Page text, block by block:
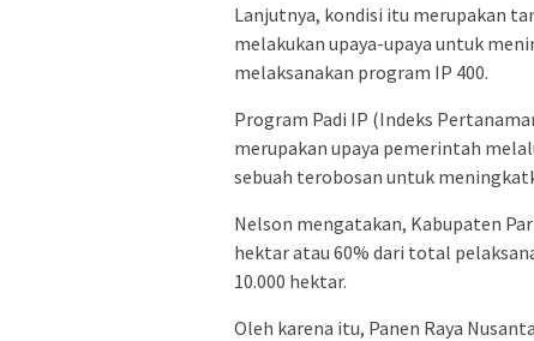
Lanjutnya, kondisi itu merupakan
melakukan upaya-upaya untuk
melaksanakan program IP 400.
Program Padi IP (Indeks
merupakan upaya pemerintah
sebuah terobosan untuk
Nelson mengatakan, Kabupaten
hektar atau 60% dari total
10.000 hektar.
Oleh karena itu, Panen Raya